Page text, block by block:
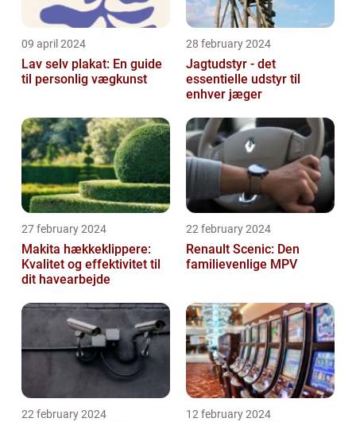
09 april 2024
Lav selv plakat: En guide
til personlig vægkunst
28 february 2024
Jagtudstyr - det
essentielle udstyr til
enhver jæger
27 february 2024
Makita hækkeklippere:
Kvalitet og effektivitet til
dit havearbejde
22 february 2024
Renault Scenic: Den
familievenlige MPV
22 february 2024 12 february 2024